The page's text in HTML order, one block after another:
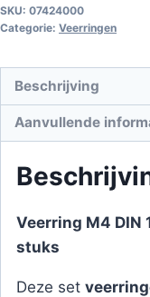
SKU: 07424000
Categorie: Veerringen
Beschrijving
Aanvullende
Veerring M4 DIN
stuks
Deze set